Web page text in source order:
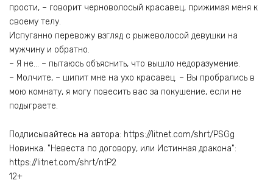
прости, – говорит черноволосый красавец, прижимая меня к
своему телу.
Испуганно перевожу взгляд с рыжеволосой девушки на
мужчину и обратно.
– Я не… – пытаюсь объяснить, что вышло недоразумение.
– Молчите, – шипит мне на ухо красавец. – Вы пробрались в
мою комнату, я могу повесить вас за покушение, если не
подыграете.
Подписывайтесь на автора: https://litnet.com/shrt/PSGg
Новинка. "Невеста по договору, или Истинная дракона":
https://litnet.com/shrt/ntP2
12+